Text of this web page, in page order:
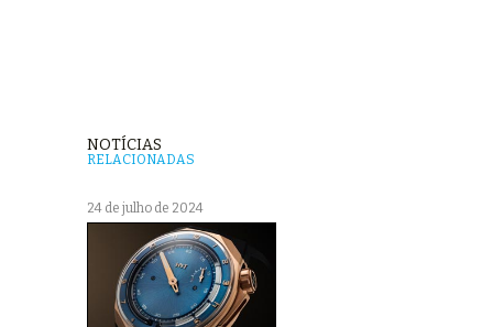
NOTÍCIAS
RELACIONADAS
24 de julho de 2024